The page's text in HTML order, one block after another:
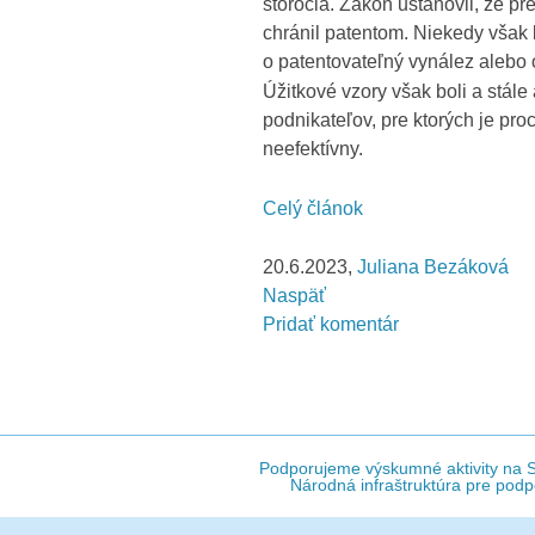
chránil patentom. Niekedy
o patentovateľný vynález
Úžitkové vzory však boli a
podnikateľov, pre ktorých je
neefektívny.
Celý článok
20.6.2023, Juliana Bezáková
Naspäť
Pridať komentár
Podporujeme výskumné aktivity na
Národná infraštruktúra pre